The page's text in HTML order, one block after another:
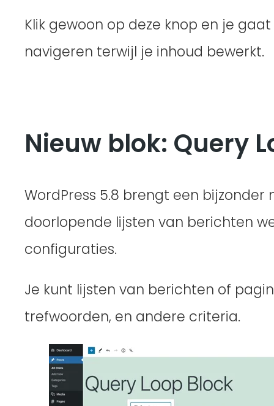
Klik gewoon op deze knop en je
navigeren terwijl je inhoud bewerkt.
Nieuw blok: Query
WordPress 5.8 brengt een bijzonder
doorlopende lijsten van berichten
configuraties.
Je kunt lijsten van berichten of
trefwoorden, en andere criteria.